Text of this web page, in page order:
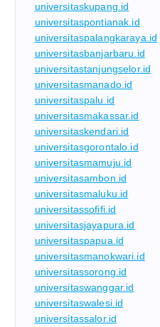
universitaskupang.id
universitaspontianak.id
universitaspalangkaraya.id
universitasbanjarbaru.id
universitastanjungselor.id
universitasmanado.id
universitaspalu.id
universitasmakassar.id
universitaskendari.id
universitasgorontalo.id
universitasmamuju.id
universitasambon.id
universitasmaluku.id
universitassofifi.id
universitasjayapura.id
universitaspapua.id
universitasmanokwari.id
universitassorong.id
universitaswanggar.id
universitaswalesi.id
universitassalor.id